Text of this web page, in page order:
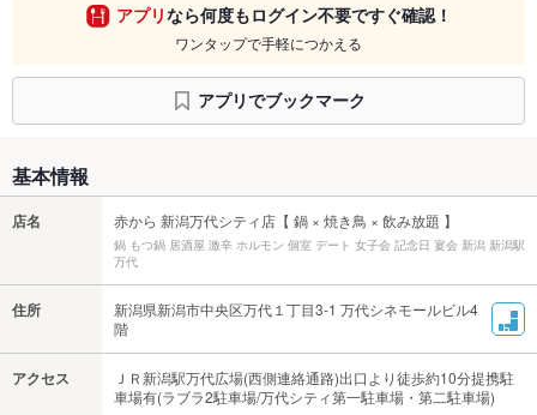
アプリなら何度もログイン不要ですぐ確認！
ワンタップで手軽につかえる
アプリでブックマーク
基本情報
店名 赤から 新潟万代シティ店【 鍋 × 焼き鳥 × 飲み放題 】
鍋 もつ鍋 居酒屋 激辛 ホルモン 個室 デート 女子会 記念日 宴会 新潟 新潟駅
万代
住所
新潟県新潟市中央区万代１丁目3-1 万代シネモールビル4
階
アクセス
ＪＲ新潟駅万代広場(西側連絡通路)出口より徒歩約10分提携駐
車場有(ラブラ2駐車場/万代シティ第一駐車場・第二駐車場)